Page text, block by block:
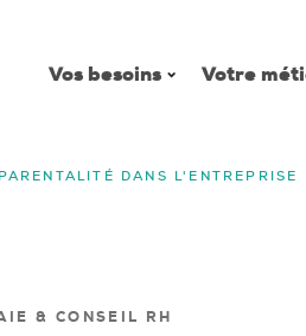
Vos besoins Votre
PARENTALITÉ DANS L'ENTREPRISE
& CONSEIL RH